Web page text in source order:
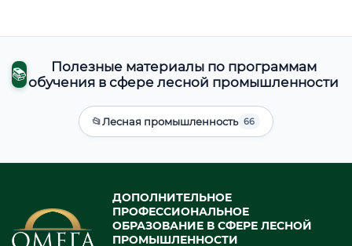
📚
Полезные материалы по программам
обучения в сфере лесной промышленности
📂Лесная промышленность 66
ДОПОЛНИТЕЛЬНОЕ
ПРОФЕССИОНАЛЬНОЕ
ОБРАЗОВАНИЕ В СФЕРЕ ЛЕСНОЙ
ПРОМЫШЛЕННОСТИ